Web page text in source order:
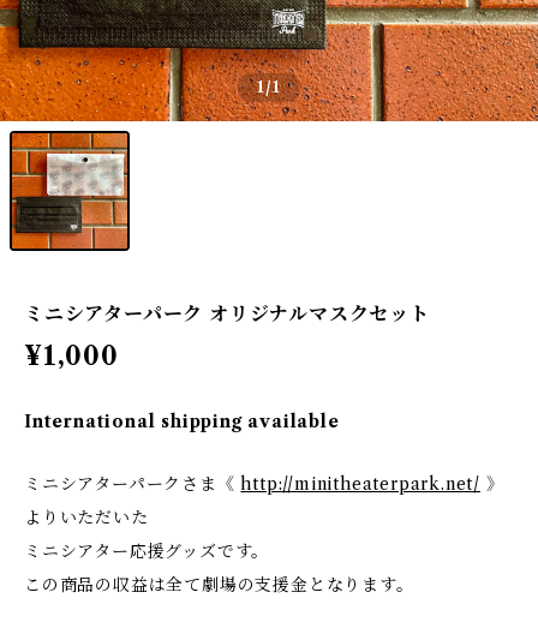
1/1
ミニシアターパーク オリジナルマスクセット
¥1,000
International shipping available
ミニシアターパークさま《http://minitheaterpark.net/ 》
よりいただいた
ミニシアター応援グッズです。
この商品の収益は全て劇場の支援金となります。